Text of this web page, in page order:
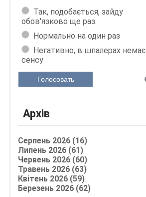
Так, подобається, зайду
обов'язково ще раз.
Нормально на один раз
Негативно, в шпалерах немає
сенсу
Голосовать
Архів
Серпень 2026 (16)
Липень 2026 (61)
Червень 2026 (60)
Травень 2026 (63)
Квітень 2026 (59)
Березень 2026 (62)